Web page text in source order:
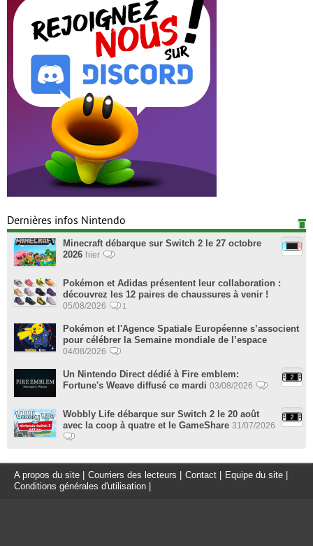
Dernières infos Nintendo
Minecraft débarque sur Switch 2 le 27 octobre
2026 hier
Pokémon et Adidas présentent leur collaboration :
découvrez les 12 paires de chaussures à venir !
05/08/2026 1
Pokémon et l'Agence Spatiale Européenne s’associent
pour célébrer la Semaine mondiale de l’espace
04/08/2026
Un Nintendo Direct dédié à Fire emblem:
Fortune's Weave diffusé ce mardi 03/08/2026
Wobbly Life débarque sur Switch 2 le 20 août
avec la coop à quatre et le GameShare 31/07/2026
A propos du site Courriers des lecteurs Contact Equipe du site
Conditions générales d'utilisation